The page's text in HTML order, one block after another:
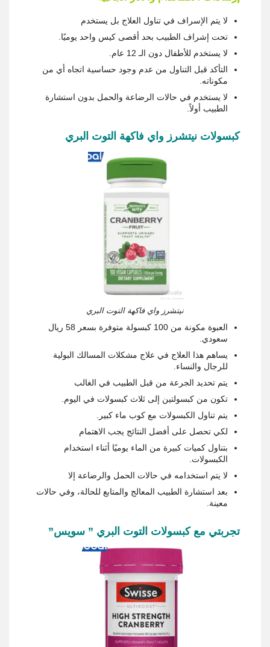
لا يتم الإسراف في تناول العلاج بل يستخدم
تحت إشراف الطبيب بحد أقصى كيس واحد يوميًا.
لا يستخدم للأطفال دون الـ 12 عام.
التأكد قبل التناول من عدم وجود حساسية اتجاه أي من
مكوناته.
لا يستخدم في حالات الرضاعة والحمل بدون استشارة
الطبيب أولاً.
كبسولات نيتشرز واي فاكهة التوت البري
نيتشرز واي فاكهة التوت البري
العبوة مكونة من 100 كبسولة متوفرة بسعر 58 ريال
سعودي.
يساهم هذا العلاج في علاج مشكلات المسالك البولية
للرجال والنساء.
يتم تحديد الجرعة من قبل الطبيب في الغالب
تكون من كبسولتين إلى ثلاث كبسولات في اليوم.
يتم تناول الكبسولات مع كوب ماء كبير.
لكي تحصل على أفضل النتائج يجب الاهتمام
بتناول كميات كبيرة من الماء يوميًا أثناء استخدام
الكبسولات.
لا يتم استخدامه في حالات الحمل والرضاعة إلا
بعد استشارة الطبيب المعالج والمتابع للحالة، وفي حالات
معينة.
تجربتي مع كبسولات التوت البري ” سويس”